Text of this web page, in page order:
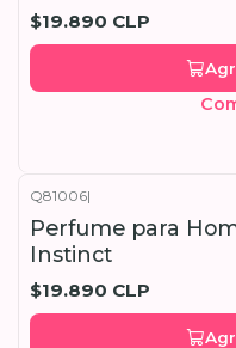
$19.890 CLP
Q81006|
Perfume para
Instinct
$19.890 CLP